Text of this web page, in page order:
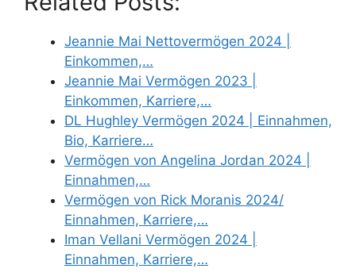
Jeannie Mai Nettovermögen 2024 |
Einkommen,…
Jeannie Mai Vermögen 2023 |
Einkommen, Karriere,…
DL Hughley Vermögen 2024 | Einnahmen,
Bio, Karriere…
Vermögen von Angelina Jordan 2024 |
Einnahmen,…
Vermögen von Rick Moranis 2024/
Einnahmen, Karriere,…
Iman Vellani Vermögen 2024 |
Einnahmen, Karriere,…